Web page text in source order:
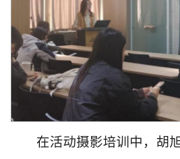
在活动摄影培训中，胡